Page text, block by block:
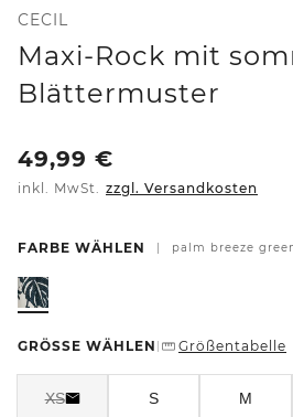
CECIL
Maxi-Rock mit
Blättermuster
49,99 €
inkl. MwSt. zzgl. Versandkosten
FARBE WÄHLEN palm breeze
GRÖSSE WÄHLEN Größentabelle
XS S M